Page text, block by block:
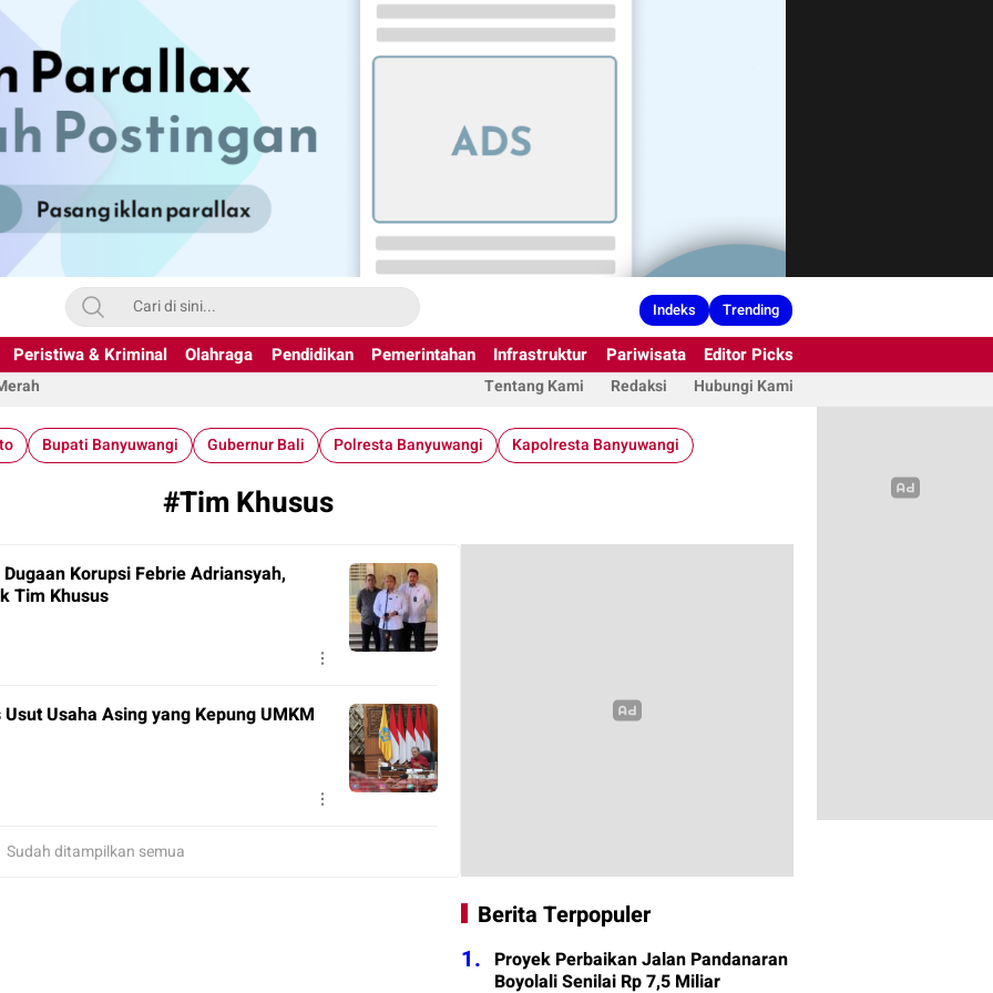
Indeks Trending
Peristiwa & Kriminal Olahraga Pendidikan Pemerintahan Infrastruktur Pariwisata Editor Picks
Tentang Kami Redaksi Hubungi Kami
Bupati Banyuwangi Gubernur Bali Polresta Banyuwangi Kapolresta Banyuwangi
#Tim Khusus
Korupsi Febrie Adriansyah,
Tim Khusus
Usaha Asing yang Kepung UMKM
Sudah ditampilkan semua
Berita Terpopuler
1. Proyek Perbaikan Jalan Pandanaran
Boyolali Senilai Rp 7,5 Miliar